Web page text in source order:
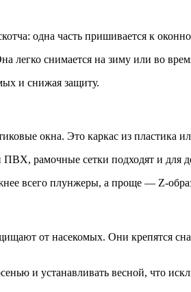
одна часть пришивается к
легко снимается на зиму или во
и снижая защиту.
окна. Это каркас из пластика
рамочные сетки подходят и для
всего плунжеры, а проще — Z-
от насекомых. Они крепятся
и устанавливать весной, что